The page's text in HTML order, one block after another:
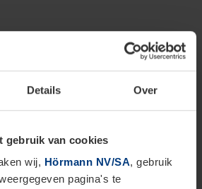
Details Over
gebruik van cookies
wij, Hörmann NV/SA, gebruik
pagina's te